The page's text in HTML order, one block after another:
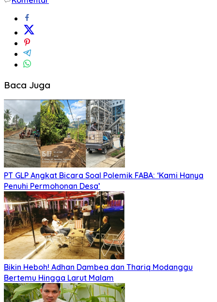
Baca Juga
PT GLP Angkat Bicara Soal Polemik FABA: ‘Kami Hanya
Penuhi Permohonan Desa’
Bikin Heboh! Adhan Dambea dan Thariq Modanggu
Bertemu Hingga Larut Malam